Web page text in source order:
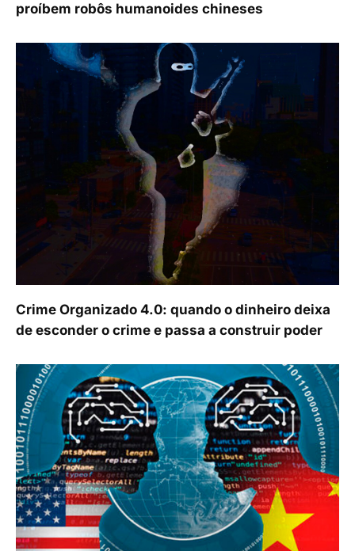
proíbem robôs humanoides chineses
Crime Organizado 4.0: quando o dinheiro deixa
de esconder o crime e passa a construir poder